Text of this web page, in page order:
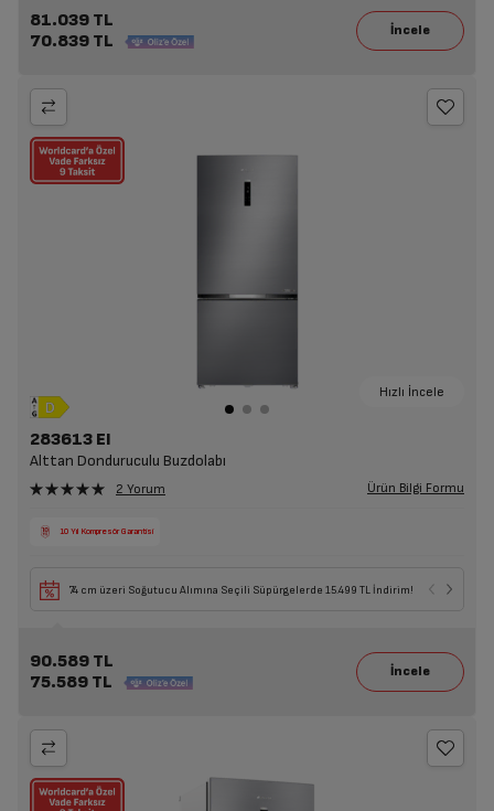
81.039 TL
70.839 TL
Hızlı İncele
283613 EI
Alttan Donduruculu Buzdolabı
2 Yorum Ürün Bilgi Formu
10 Yıl Kompresör Garantisi
74 cm üzeri Soğutucu Alımına Seçili Süpürgelerde 15.499 TL İndirim!
90.589 TL
75.589 TL